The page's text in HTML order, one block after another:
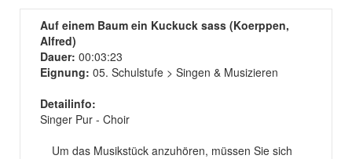
Auf einem Baum ein Kuckuck sass (Koerppen,
Alfred)
Dauer: 00:03:23
Eignung: 05. Schulstufe > Singen & Musizieren
Detailinfo:
Singer Pur - Choir
Um das Musikstück anzuhören, müssen Sie sich